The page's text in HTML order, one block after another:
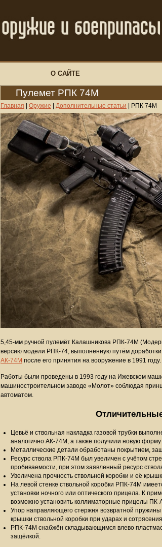
О САЙТЕ
Пулемет РПК 74М
Главная Оружие Дополнительные статьи РПК 74М
5,45-мм ручной пулемёт Калашникова РПК-74М
версию модели РПК-74, выполненную путём
АК-74М после его принятия на вооружение в 1991 году.
Работы были проведены в 1993 году на Ижевском
машиностроительном заводе «Молот» соблюдая
автоматом.
Цевьё и ствольная накладка газовой трубки
аналогично АК-74М, а также получили новую
Металлические детали обработаны покрытием,
Ресурс ствола РПК-74М был увеличен с учётом
пробиваемости, при этом заявленный ресурс
Увеличена прочность ствольной коробки и её
На левой стенке ствольной коробки РПК-74М
установки ночного или оптического прицела. К
возможно установить коллиматорные прицелы
Упор направляющего стержня возвратной
крышки ствольной коробки при ударах и
РПК-74М снабжён складывающимся влево
защёлкой.